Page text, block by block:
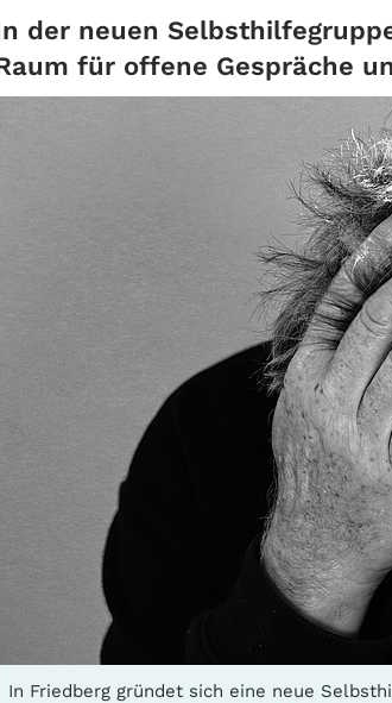
der neuen
für offene Gespräche
In Friedberg gründet sich eine neue